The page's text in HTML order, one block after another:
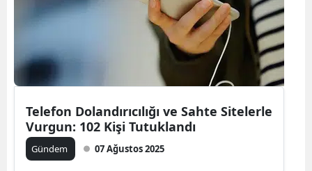
Telefon Dolandırıcılığı ve Sahte Sitelerle
Vurgun: 102 Kişi Tutuklandı
Gündem 07 Ağustos 2025